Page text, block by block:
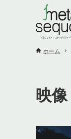
ホーム
映像